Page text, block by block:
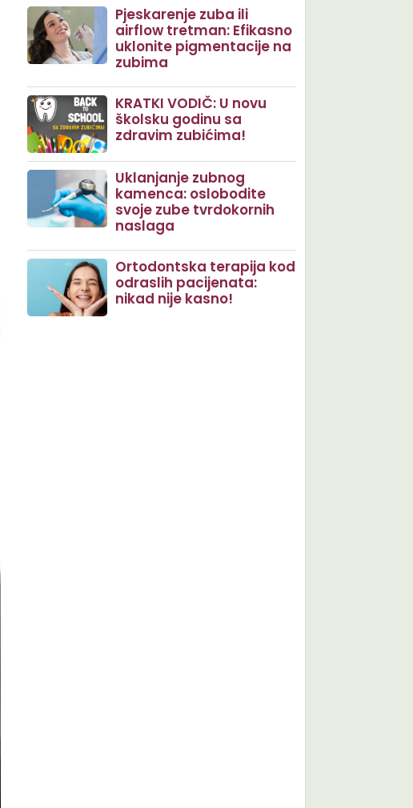
Pjeskarenje zuba ili
airflow tretman: Efikasno
uklonite pigmentacije na
zubima
KRATKI VODIČ: U novu
školsku godinu sa
zdravim zubićima!
Uklanjanje zubnog
kamenca: oslobodite
svoje zube tvrdokornih
naslaga
Ortodontska terapija kod
odraslih pacijenata:
nikad nije kasno!